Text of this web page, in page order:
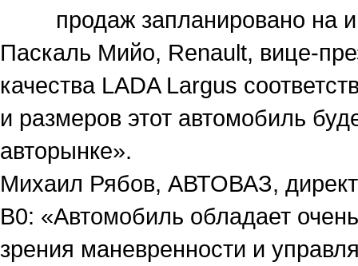
продаж запланировано на
Паскаль Мийо, Renault, вице-
качества LADA Largus
и размеров этот автомобиль
авторынке».
Михаил Рябов, АВТОВАЗ,
В0: «Автомобиль обладает
зрения маневренности и